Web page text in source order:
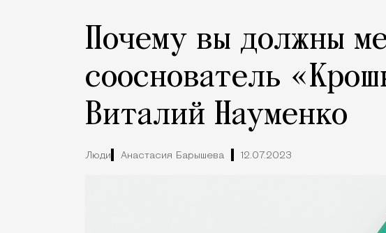
Почему вы должны
сооснователь
Виталий Науменко
Люди Анастасия Барышева 12.07.2023